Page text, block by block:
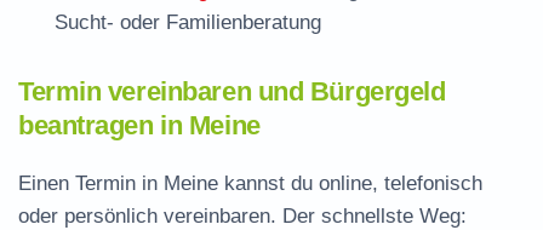
Sucht- oder Familienberatung
Termin vereinbaren und Bürgergeld
beantragen in Meine
Einen Termin in Meine kannst du online, telefonisch
oder persönlich vereinbaren. Der schnellste Weg: